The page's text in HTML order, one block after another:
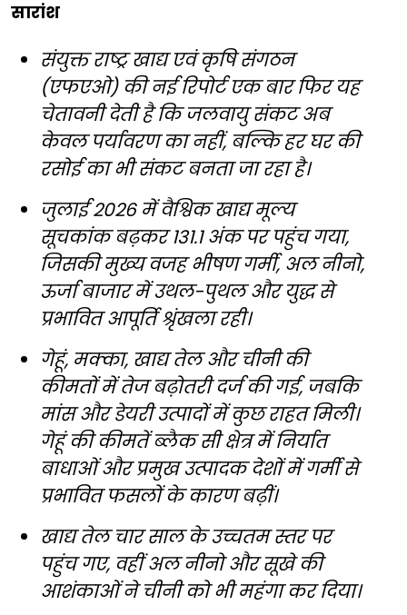
सारांश
संयुक्त राष्ट्र खाद्य एवं कृषि संगठन
(एफएओ) की नई रिपोर्ट एक बार फिर यह
चेतावनी देती है कि जलवायु संकट अब
केवल पर्यावरण का नहीं, बल्कि हर घर की
रसोई का भी संकट बनता जा रहा है।
जुलाई 2026 में वैश्विक खाद्य मूल्य
सूचकांक बढ़कर 131.1 अंक पर पहुंच गया,
जिसकी मुख्य वजह भीषण गर्मी, अल नीनो,
ऊर्जा बाजार में उथल-पुथल और युद्ध से
प्रभावित आपूर्ति श्रृंखला रही।
गेहूं, मक्का, खाद्य तेल और चीनी की
कीमतों में तेज बढ़ोतरी दर्ज की गई, जबकि
मांस और डेयरी उत्पादों में कुछ राहत मिली।
गेहूं की कीमतें ब्लैक सी क्षेत्र में निर्यात
बाधाओं और प्रमुख उत्पादक देशों में गर्मी से
प्रभावित फसलों के कारण बढ़ीं।
खाद्य तेल चार साल के उच्चतम स्तर पर
पहुंच गए, वहीं अल नीनो और सूखे की
आशंकाओं ने चीनी को भी महंगा कर दिया।